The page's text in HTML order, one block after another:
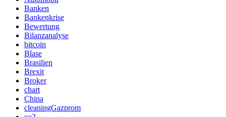
Banken
Bankenkrise
Bewertung
Bilanzanalyse
bitcoin
Blase
Brasilien
Brexit
Broker
chart
China
cleaningGazprom